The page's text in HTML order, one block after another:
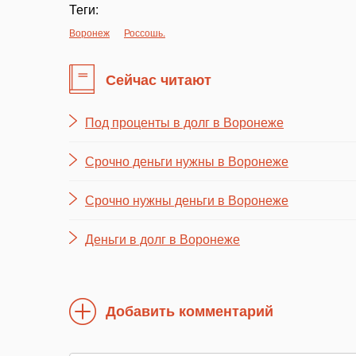
Теги:
Воронеж Россошь.
Сейчас читают
Под проценты в долг в Воронеже
Срочно деньги нужны в Воронеже
Срочно нужны деньги в Воронеже
Деньги в долг в Воронеже
Добавить комментарий